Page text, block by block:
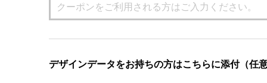
デザインデータをお持ちの方はこちらに添付（任